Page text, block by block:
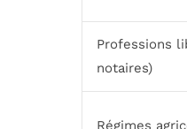
Professions
notaires)
Régimes